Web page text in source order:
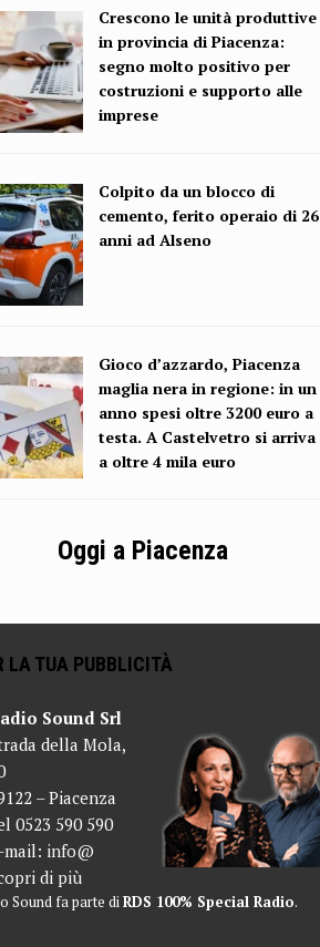
Crescono le unità produttive
in provincia di Piacenza:
segno molto positivo per
costruzioni e supporto alle
imprese
Colpito da un blocco di
cemento, ferito operaio di 26
anni ad Alseno
Gioco d’azzardo, Piacenza
maglia nera in regione: in un
anno spesi oltre 3200 euro a
testa. A Castelvetro si arriva
a oltre 4 mila euro
Oggi a Piacenza
LA TUA PUBBLICITÀ
Sound Srl
della Mola,
– Piacenza
0523 590 590
mail: info@
di più
Sound fa parte diRDS 100% Special Radio.